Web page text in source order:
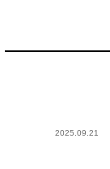
2025.09.21